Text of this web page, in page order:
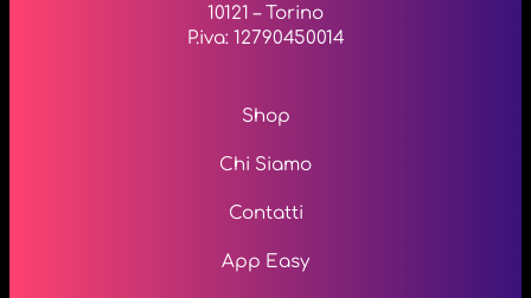
10121 – Torino
P.iva: 12790450014
Shop
Chi Siamo
Contatti
App Easy